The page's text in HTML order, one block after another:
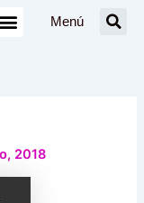
Menú
2018